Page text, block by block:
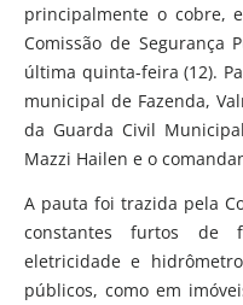
principalmente o cobre,
Comissão de Segurança
última quinta-feira (12).
municipal de Fazenda,
da Guarda Civil
Mazzi Hailen e o
A pauta foi trazida pela
constantes furtos de
eletricidade e
públicos, como em